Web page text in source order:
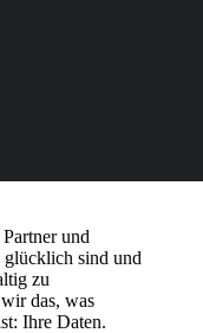
und
glücklich sind und
zu
das, was
Ihre Daten.